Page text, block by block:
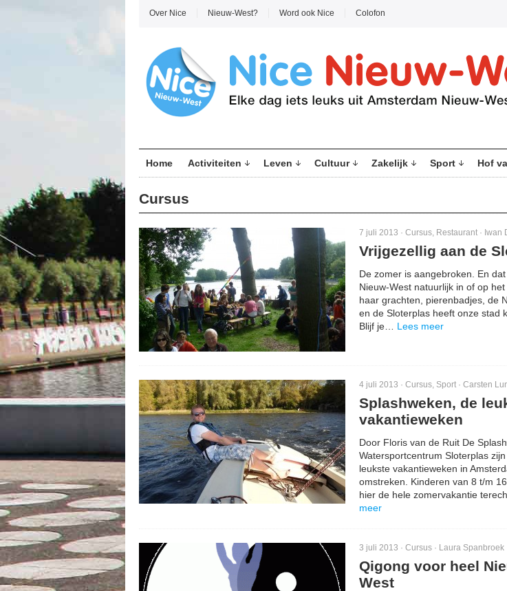
Over Nice Nieuw-West? Word ook Nice Colofon
Home Activiteiten Leven Cultuur Zakelijk Sport Hof
Cursus
7 juli 2013 · Cursus, Restaurant · Iwan
Vrijgezellig aan de
De zomer is aangebroken. En
Nieuw-West natuurlijk in of op
haar grachten, pierenbadjes, de
en de Sloterplas heeft onze stad
Blijf je… Lees meer
4 juli 2013 · Cursus, Sport · Carsten
Splashweken, de
vakantieweken
Door Floris van de Ruit De
Watersportcentrum Sloterplas
leukste vakantieweken in
omstreken. Kinderen van 8 t/m
hier de hele zomervakantie
meer
3 juli 2013 · Cursus · Laura Spanbroek
Qigong voor heel
West